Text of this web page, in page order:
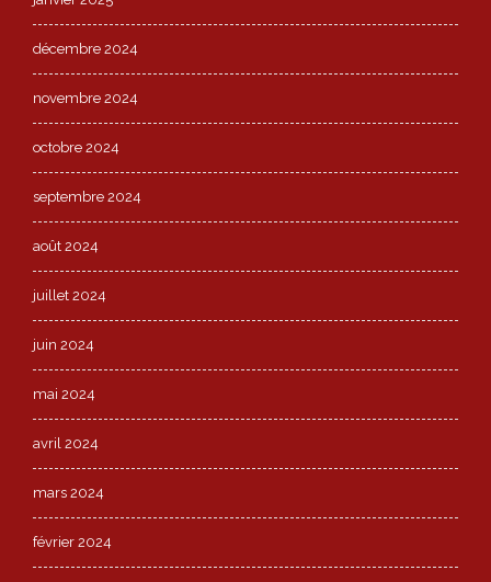
décembre 2024
novembre 2024
octobre 2024
septembre 2024
août 2024
juillet 2024
juin 2024
mai 2024
avril 2024
mars 2024
février 2024